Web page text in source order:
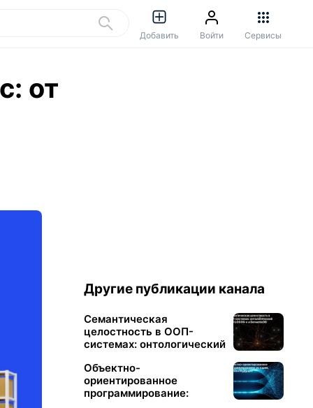
Добавить Войти Сервисы
от
Другие публикации канала
Семантическая
целостность в ООП-
системах: онтологический
SemanticDB
Объектно-
ориентированное
программирование: